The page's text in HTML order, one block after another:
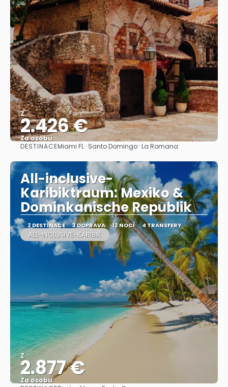
Z
2.426 €
Za osobu
Zobrazit
DESTINACEMiami FL · Santo Domingo · La Romana
All-inclusive-
Karibiktraum: Mexiko &
Dominkanische Republik
2 DESTINACE 3 DOPRAVA 12 NOCÍ 4 TRANSFERY
ALL-INCLUSIVE-KARIBIK
Z
2.877 €
Za osobu